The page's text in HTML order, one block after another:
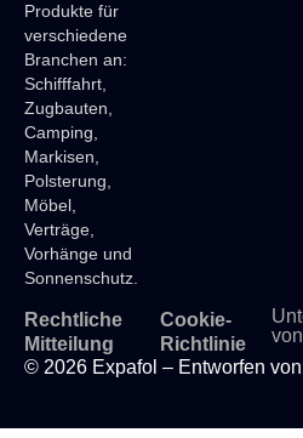
Produkte für
verschiedene
Branchen an:
Schifffahrt,
Zugbauten,
Camping,
Markisen,
Polsterung,
Möbel,
Verträge,
Vorhänge und
Sonnenschutz.
Rechtliche
Mitteilung
Cookie-
Richtlinie
© 2026 Expafol – Entworfen